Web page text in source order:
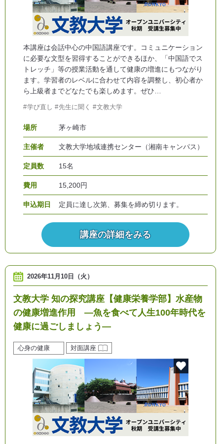
本講座は会話中心の中国語講座です。コミュニケーション
に必要な文型を習得することができるほか、「中国語でス
トレッチ」等の授業活動を通して健康の増進にもつながり
ます。学習者のレベルに合わせて内容を調整し、初心者か
ら上級者までどなたでも楽しめます。ぜひ…
学び直し 先生に聞く 文教大学
場所 茅ヶ崎市
主催者 文教大学地域連携センター（湘南キャンパス）
定員数 15名
費用 15,200円
申込期日 定員に達し次第、募集を締め切ります。
講座の詳細をみる
2026年11月10日（火）
文教大学 知の探究講座【健康栄養学部】水産物
の健康増進作用 ―魚を食べて人生100年時代を
健康に過ごしましょう―
心身の健康 対面講座